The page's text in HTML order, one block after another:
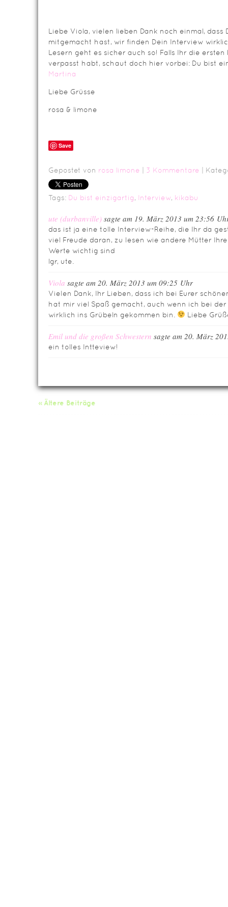
Liebe Viola, vielen lieben Dank noch einmal, dass
mitgemacht hast, wir finden Dein Interview
Lesern geht es sicher auch so! Falls Ihr die
verpasst habt, schaut doch hier vorbei: Du bist
Martina
Liebe Grüsse
rosa & limone
Save
Gepostet von rosa limone 3 Kommentare |
Tags: Du bist einzigartig, Interview, kikabu
ute (durbanville) sagte am 19. März 2013 um 23:56
das ist ja eine tolle Interview-Reihe, die Ihr da
viel Freude daran, zu lesen wie andere Mütter
Werte wichtig sind
lgr, ute.
Viola sagte am 20. März 2013 um 09:25 Uhr
Vielen Dank, Ihr Lieben, dass ich bei Eurer
hat mir viel Spaß gemacht, auch wenn ich bei
wirklich ins Grübeln gekommen bin.
Liebe
Emil und die großen Schwestern sagte am 20. März
ein tolles Intteview!
« Ältere Beiträge